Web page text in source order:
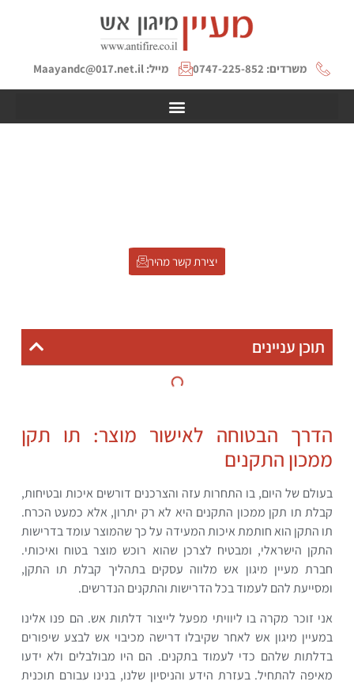
משרדים: 0747-225-852 מייל: Maayandc@017.net.il
יצירת קשר מהיר
תוכן עניינים
הדרך הבטוחה לאישור מוצר: תו תקן
ממכון התקנים
בעולם של היום, בו התחרות עזה והצרכנים דורשים איכות ובטיחות,
קבלת תו תקן ממכון התקנים היא לא רק יתרון, אלא כמעט הכרח.
תו התקן הוא חותמת איכות המעידה על כך שהמוצר עומד בדרישות
התקן הישראלי, ומבטיח לצרכן שהוא רוכש מוצר בטוח ואיכותי.
חברת מעיין מיגון אש מלווה עסקים בתהליך קבלת תו התקן,
ומסייעת להם לעמוד בכל הדרישות והתקנים הנדרשים.
אני זוכר מקרה בו ליוויתי מפעל לייצור דלתות אש. הם פנו אלינו
במעיין מיגון אש לאחר שקיבלו דרישה מכיבוי אש לבצע שיפורים
בדלתות שלהם כדי לעמוד בתקנים. הם היו מבולבלים ולא ידעו
מאיפה להתחיל. בעזרת הידע והניסיון שלנו, בנינו עבורם תוכנית